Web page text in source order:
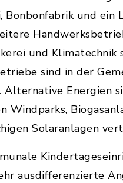
Bonbonfabrik und ein
und Klimatechnik
sind in der
Alternative Energien
Windparks,
Solaranlagen
ausdifferenzierte